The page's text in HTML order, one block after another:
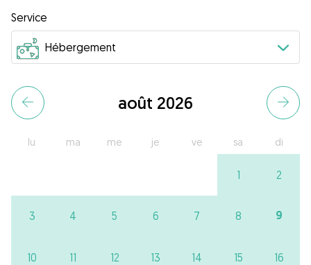
Service
août 2026
lu ma me je ve sa di
1 2
3 4 5 6 7 8 9
10 11 12 13 14 15 16